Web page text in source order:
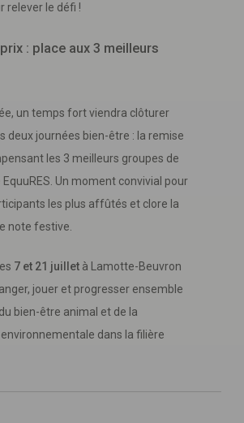
relever le défi !
: place aux 3 meilleurs
un temps fort viendra clôturer
deux journées bien-être : la remise
les 3 meilleurs groupes de
EquuRES. Un moment convivial pour
les plus affûtés et clore la
note festive.
7 et 21 juillet à Lamotte-Beuvron
jouer et progresser ensemble
bien-être animal et de la
dans la filière